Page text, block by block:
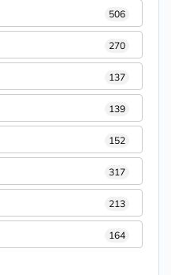
506
270
137
139
152
317
213
164